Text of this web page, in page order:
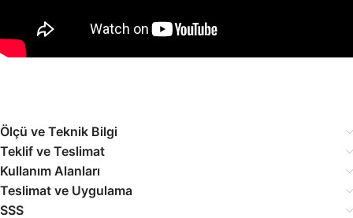
Ölçü ve Teknik Bilgi
Teklif ve Teslimat
Kullanım Alanları
Teslimat ve Uygulama
SSS